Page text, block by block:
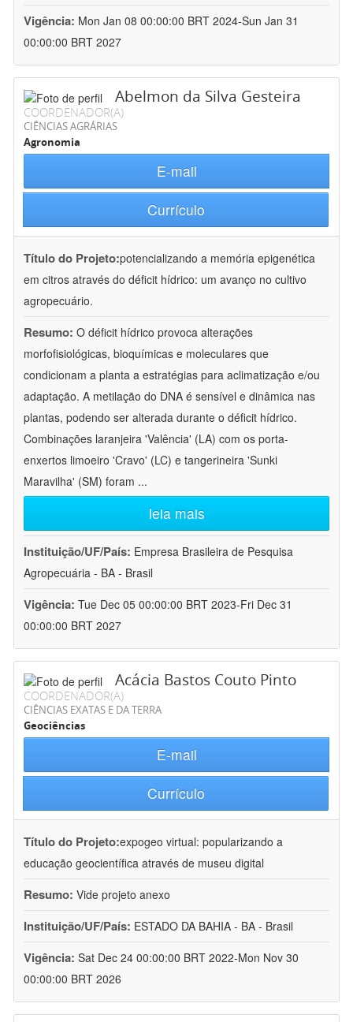
Vigência: Mon Jan 08 00:00:00 BRT 2024-Sun Jan 31
00:00:00 BRT 2027
Abelmon da Silva Gesteira
COORDENADOR(A)
CIÊNCIAS AGRÁRIAS
Agronomia
E-mail
Currículo
Título do Projeto:potencializando a memória epigenética
em citros através do déficit hídrico: um avanço no cultivo
agropecuário.
Resumo: O déficit hídrico provoca alterações
morfofisiológicas, bioquímicas e moleculares que
condicionam a planta a estratégias para aclimatização e/ou
adaptação. A metilação do DNA é sensível e dinâmica nas
plantas, podendo ser alterada durante o déficit hídrico.
Combinações laranjeira 'Valência' (LA) com os porta-
enxertos limoeiro 'Cravo' (LC) e tangerineira 'Sunki
Maravilha' (SM) foram ...
leia mais
Instituição/UF/País: Empresa Brasileira de Pesquisa
Agropecuária - BA - Brasil
Vigência: Tue Dec 05 00:00:00 BRT 2023-Fri Dec 31
00:00:00 BRT 2027
Acácia Bastos Couto Pinto
COORDENADOR(A)
CIÊNCIAS EXATAS E DA TERRA
Geociências
E-mail
Currículo
Título do Projeto:expogeo virtual: popularizando a
educação geocientífica através de museu digital
Resumo: Vide projeto anexo
Instituição/UF/País: ESTADO DA BAHIA - BA - Brasil
Vigência: Sat Dec 24 00:00:00 BRT 2022-Mon Nov 30
00:00:00 BRT 2026